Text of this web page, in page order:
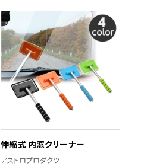
伸縮式 内窓クリーナー
アストロプロダクツ